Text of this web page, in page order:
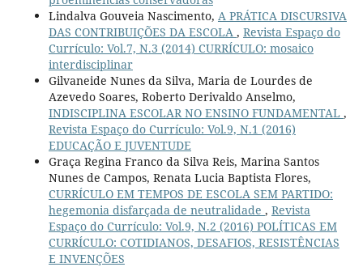
Lindalva Gouveia Nascimento, A PRÁTICA DISCURSIVA
DAS CONTRIBUIÇÕES DA ESCOLA , Revista Espaço do
Currículo: Vol.7, N.3 (2014) CURRÍCULO: mosaico
interdisciplinar
Gilvaneide Nunes da Silva, Maria de Lourdes de
Azevedo Soares, Roberto Derivaldo Anselmo,
INDISCIPLINA ESCOLAR NO ENSINO FUNDAMENTAL ,
Revista Espaço do Currículo: Vol.9, N.1 (2016)
EDUCAÇÃO E JUVENTUDE
Graça Regina Franco da Silva Reis, Marina Santos
Nunes de Campos, Renata Lucia Baptista Flores,
CURRÍCULO EM TEMPOS DE ESCOLA SEM PARTIDO:
hegemonia disfarçada de neutralidade , Revista
Espaço do Currículo: Vol.9, N.2 (2016) POLÍTICAS EM
CURRÍCULO: COTIDIANOS, DESAFIOS, RESISTÊNCIAS
E INVENÇÕES